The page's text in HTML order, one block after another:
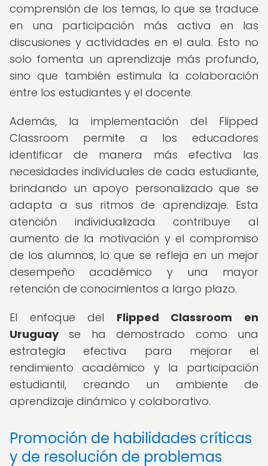
comprensión de los temas, lo que se traduce
en una participación más activa en las
discusiones y actividades en el aula. Esto no
solo fomenta un aprendizaje más profundo,
sino que también estimula la colaboración
entre los estudiantes y el docente.
Además, la implementación del Flipped
Classroom permite a los educadores
identificar de manera más efectiva las
necesidades individuales de cada estudiante,
brindando un apoyo personalizado que se
adapta a sus ritmos de aprendizaje. Esta
atención individualizada contribuye al
aumento de la motivación y el compromiso
de los alumnos, lo que se refleja en un mejor
desempeño académico y una mayor
retención de conocimientos a largo plazo.
El enfoque del Flipped Classroom en
Uruguayse ha demostrado como una
estrategia efectiva para mejorar el
rendimiento académico y la participación
estudiantil, creando un ambiente de
aprendizaje dinámico y colaborativo.
Promoción de habilidades críticas
y de resolución de problemas